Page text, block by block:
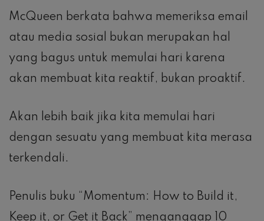
McQueen berkata bahwa memeriksa email
atau media sosial bukan merupakan hal
yang bagus untuk memulai hari karena
akan membuat kita reaktif, bukan proaktif.
Akan lebih baik jika kita memulai hari
dengan sesuatu yang membuat kita merasa
terkendali.
Penulis buku “Momentum: How to Build it,
Keep it, or Get it Back” menganggap 10